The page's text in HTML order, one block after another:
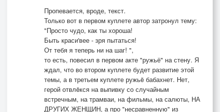
Как изящно кружатся теперь
Под возвышенных нот мотивы,
Что попробуй в такое поверь!
Припев 3
С Днём Победы, друзья!
Горя пожитки
Я вслед за ним сволоку -
Быть добру, быть добру!
Пропевается, вроде, текст.
Только вот в первом куплете автор затронул тему:
"Просто чудо, как ты хороша!
Быть краси'вее - зря пытаться!
От тебя я теперь ни на шаг! ",
то есть, повесил в первом акте "ружьё" на стену. Я
ждал, что во втором куплете будет развитие этой
темы, а в третьем куплете ружьë бабахнет. Нет,
герой отвлëкся на выпивку со случайным
встречным, на трамваи, на фильмы, на салюты, НА
ДРУГИХ ЖЕНЩИН, а про "несравненную" из